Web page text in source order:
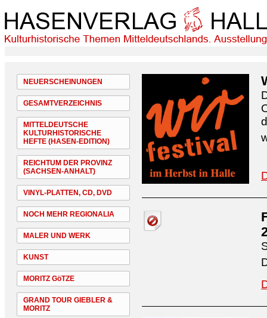
NEUERSCHEINUNGEN
GESAMTVERZEICHNIS
MITTELDEUTSCHE
KULTURHISTORISCHE
HEFTE (HASEN-EDITION)
REICHTUM DER PROVINZ
(SACHSEN-ANHALT)
VINYL-PLATTEN, CD, DVD
NOCH MEHR REGIONALIA
MALER UND WERK
KUNST
MORITZ GöTZE
GRAND TOUR GIEBLER &
MORITZ